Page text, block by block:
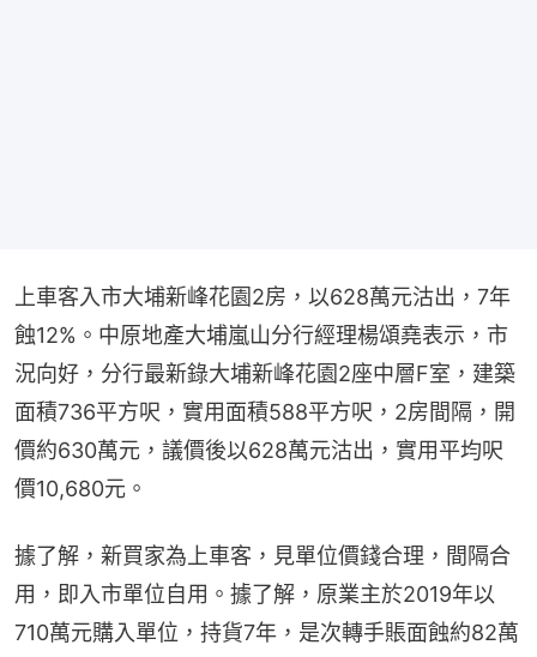
上車客入市大埔新峰花園2房，以628萬元沽出，7年
蝕12%。中原地產大埔嵐山分行經理楊頌堯表示，市
況向好，分行最新錄大埔新峰花園2座中層F室，建築
面積736平方呎，實用面積588平方呎，2房間隔，開
價約630萬元，議價後以628萬元沽出，實用平均呎
價10,680元。
據了解，新買家為上車客，見單位價錢合理，間隔合
用，即入市單位自用。據了解，原業主於2019年以
710萬元購入單位，持貨7年，是次轉手賬面蝕約82萬